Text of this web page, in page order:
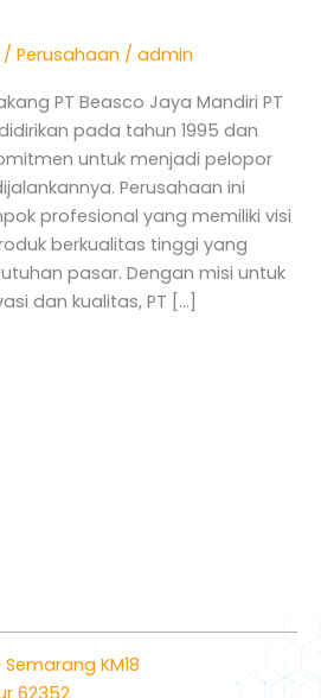
/ Perusahaan / admin
PT Beasco Jaya Mandiri PT
pada tahun 1995 dan
untuk menjadi pelopor
Perusahaan ini
profesional yang memiliki visi
berkualitas tinggi yang
pasar. Dengan misi untuk
dan kualitas, PT […]
KM18
62352